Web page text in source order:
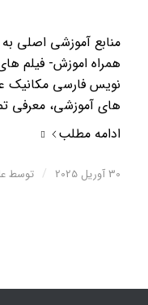
همراه اموزش- فیلم
نویس فارسی مکانیک
های آموزشی، معرفی
ادامه مطلب
30 آوریل 2025 / توسط